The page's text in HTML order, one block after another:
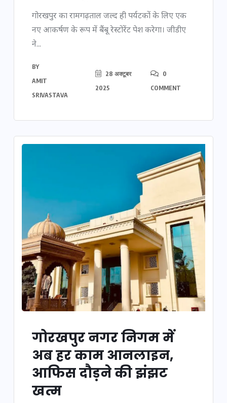
गोरखपुर का रामगढ़ताल जल्द ही पर्यटकों के लिए एक
नए आकर्षण के रूप में बैंबू रेस्टोरेंट पेश करेगा। जीडीए
ने...
BY
AMIT
SRIVASTAVA
28 अक्टूबर
2025
0
COMMENT
गोरखपुर नगर निगम में
अब हर काम आनलाइन,
आफिस दौड़ने की झंझट
खत्म